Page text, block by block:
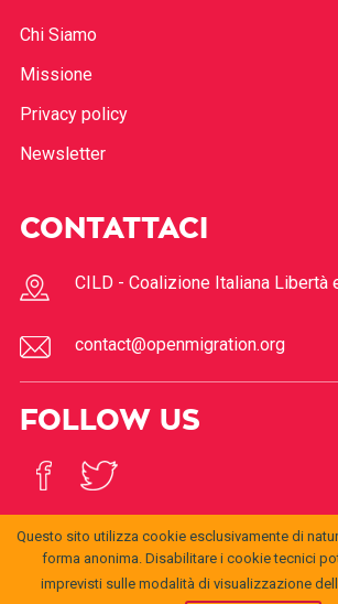
Chi Siamo
Missione
Privacy policy
Newsletter
CONTATTACI
CILD - Coalizione Italiana Libertà
contact@openmigration.org
FOLLOW US
is licensed under a
Questo sito utilizza cookie esclusivamente di
forma anonima. Disabilitare i cookie tecnici
imprevisti sulle modalità di visualizzazione